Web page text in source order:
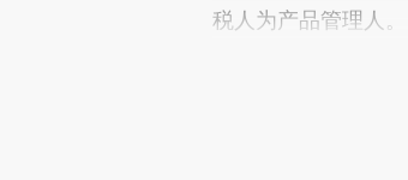
税人为产品管理人。